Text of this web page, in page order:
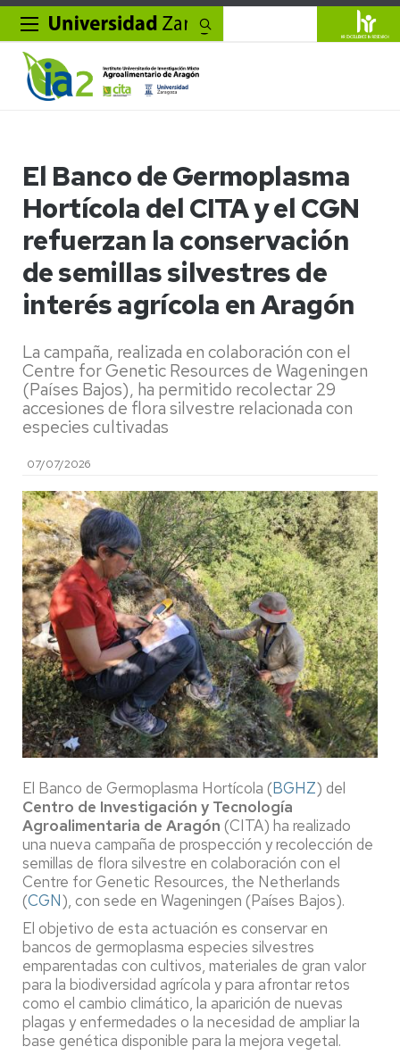
El Banco de Germoplasma
Hortícola del CITA y el CGN
refuerzan la conservación
de semillas silvestres de
interés agrícola en Aragón
La campaña, realizada en colaboración con el
Centre for Genetic Resources de Wageningen
(Países Bajos), ha permitido recolectar 29
accesiones de flora silvestre relacionada con
especies cultivadas
07/07/2026
El Banco de Germoplasma Hortícola (BGHZ) del
Centro de Investigación y Tecnología
Agroalimentaria de Aragón (CITA) ha realizado
una nueva campaña de prospección y recolección de
semillas de flora silvestre en colaboración con el
Centre for Genetic Resources, the Netherlands
(CGN), con sede en Wageningen (Países Bajos).
El objetivo de esta actuación es conservar en
bancos de germoplasma especies silvestres
emparentadas con cultivos, materiales de gran valor
para la biodiversidad agrícola y para afrontar retos
como el cambio climático, la aparición de nuevas
plagas y enfermedades o la necesidad de ampliar la
base genética disponible para la mejora vegetal.